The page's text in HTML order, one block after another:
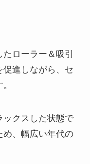
ローラー＆吸引
進しながら、セ
ックスした状態で
め、幅広い年代の